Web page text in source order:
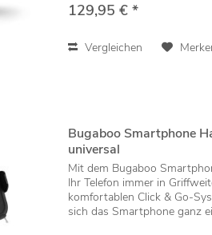
kannst....
129,95 € *
Vergleichen
Bugaboo Smartphone
universal
Mit dem Bugaboo
Ihr Telefon immer in
komfortablen Click & Go-
sich das Smartphone ganz